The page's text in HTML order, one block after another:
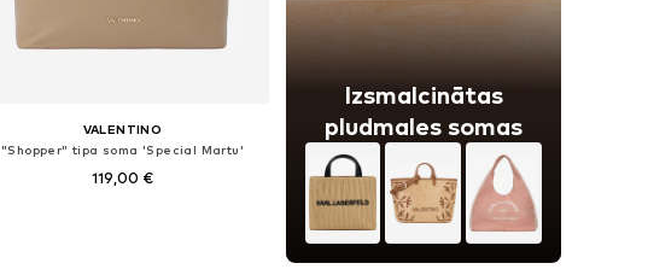
VALENTINO
"Shopper" tipa soma 'Special Martu'
119,00 €
Izsmalcinātas
pludmales somas